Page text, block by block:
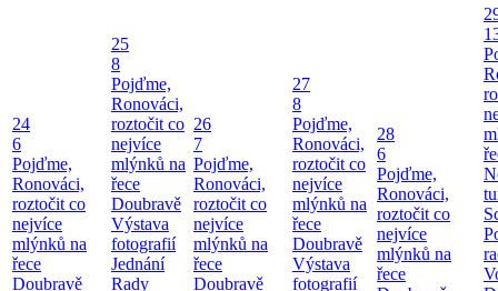
24
6
Pojďme,
Ronováci,
roztočit co
nejvíce
mlýnků na
řece
Doubravě
25
8
Pojďme,
Ronováci,
roztočit co
nejvíce
mlýnků na
řece
Doubravě
Výstava
fotografií
Jednání
Rady
26
7
Pojďme,
Ronováci,
roztočit co
nejvíce
mlýnků na
řece
Doubravě
27
8
Pojďme,
Ronováci,
roztočit co
nejvíce
mlýnků na
řece
Doubravě
Výstava
fotografií
28
6
Pojďme,
Ronováci,
roztočit co
nejvíce
mlýnků na
řece